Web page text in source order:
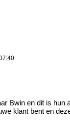
Bwin en dit is
klant bent en